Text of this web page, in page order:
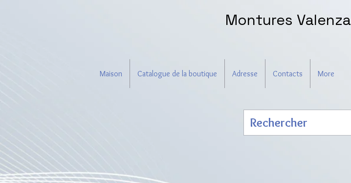
Montures Valenza
Maison Catalogue de la boutique Adresse Contacts More